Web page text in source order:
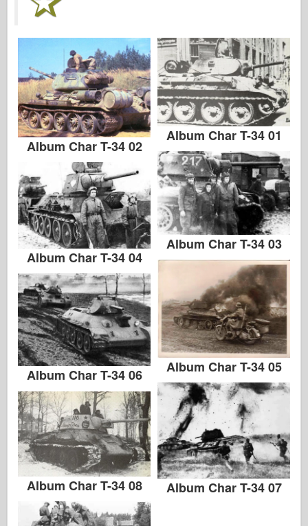
Album Char T-34 02
Album Char T-34 01
Album Char T-34 03
Album Char T-34 04
Album Char T-34 05
Album Char T-34 06
Album Char T-34 07
Album Char T-34 08